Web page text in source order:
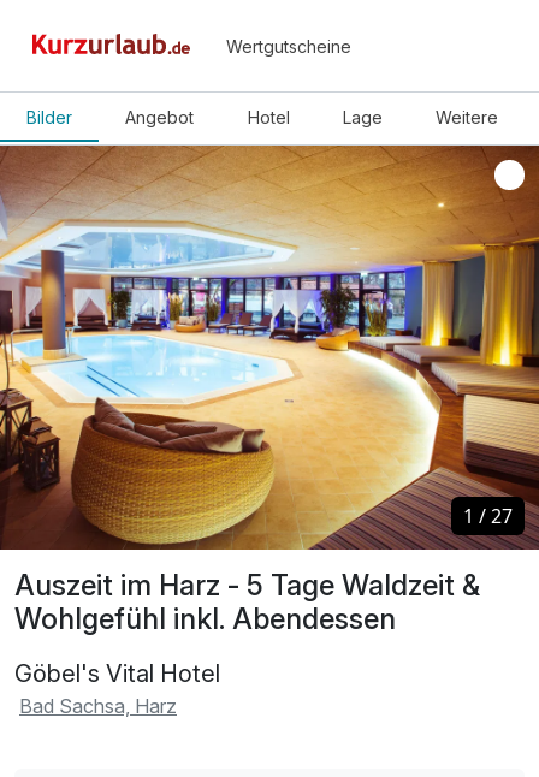
Wertgutscheine
Bilder Angebot Hotel Lage Weitere
Auszeit im Harz - 5 Tage Waldzeit &
Wohlgefühl inkl. Abendessen
Göbel's Vital Hotel
Bad Sachsa, Harz
1 /27
1 /27